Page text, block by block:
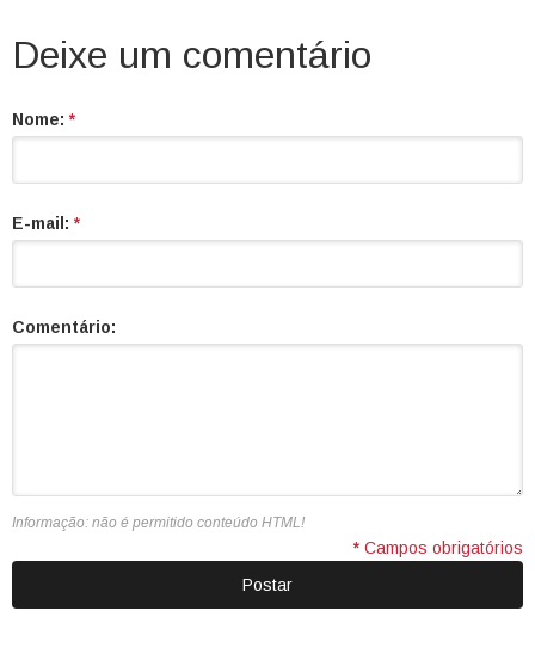
Deixe um comentário
Nome: *
E-mail: *
Comentário:
Informação: não é permitido conteúdo HTML!
* Campos obrigatórios